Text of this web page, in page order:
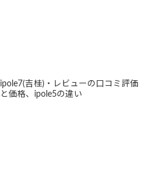
ipole7(吉桂)・レビューの口コミ評価
と価格、ipole5の違い